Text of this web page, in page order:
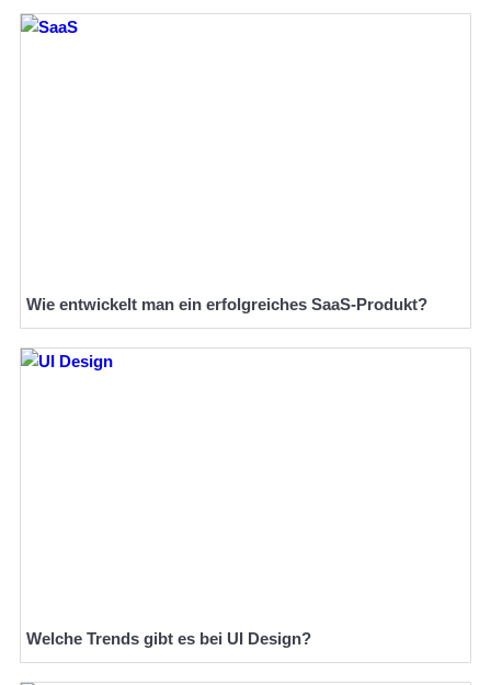
Wie entwickelt man ein erfolgreiches SaaS-Produkt?
Welche Trends gibt es bei UI Design?